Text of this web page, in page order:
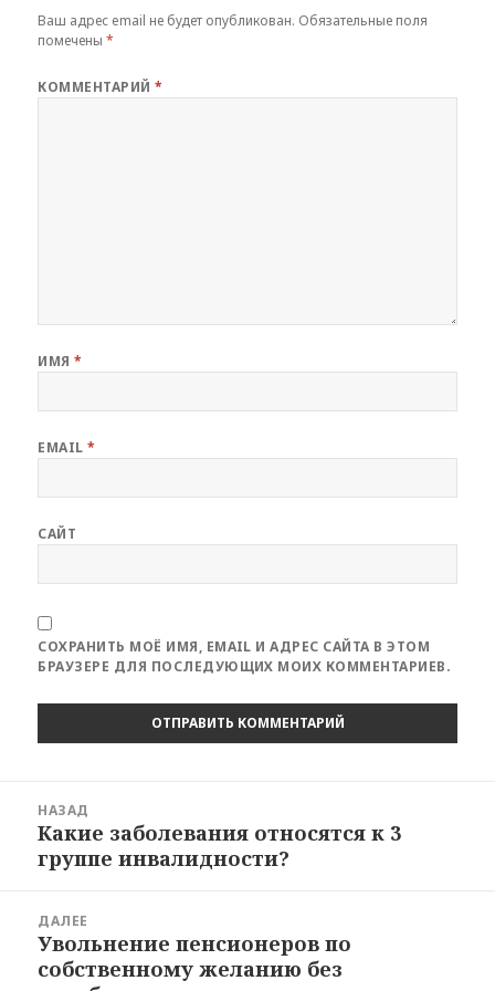
Ваш адрес email не будет опубликован. Обязательные поля
помечены*
КОММЕНТАРИЙ*
ИМЯ*
EMAIL*
САЙТ
СОХРАНИТЬ МОЁ ИМЯ, EMAIL И АДРЕС САЙТА В ЭТОМ
БРАУЗЕРЕ ДЛЯ ПОСЛЕДУЮЩИХ МОИХ КОММЕНТАРИЕВ.
записям
НАЗАД
Предыдущая
запись:
Какие заболевания относятся к 3
группе инвалидности?
ДАЛЕЕ
Следующая
запись:
Увольнение пенсионеров по
собственному желанию без